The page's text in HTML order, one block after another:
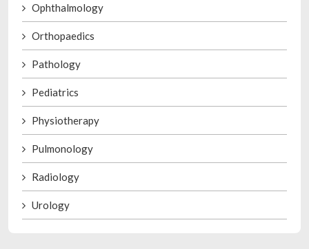
Ophthalmology
Orthopaedics
Pathology
Pediatrics
Physiotherapy
Pulmonology
Radiology
Urology